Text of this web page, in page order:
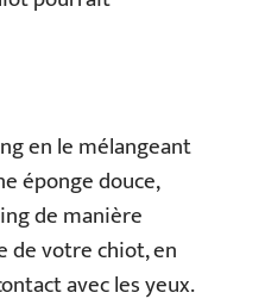
en le mélangeant
éponge douce,
de manière
de votre chiot, en
avec les yeux.